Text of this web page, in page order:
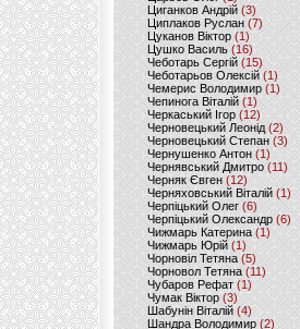
Циганков Андрій (3)
Циплаков Руслан(7)
Цуканов Віктор (1)
Цушко Василь (16)
Чеботарь Сергій (15)
Чеботарьов Олексій (1)
Чемерис Володимир (1)
Чепинога Віталій (1)
Черкаський Ігор (12)
Черновецький Леонід(2)
Черновецький Степан (3)
Чернушенко Антон (1)
Чернявський Дмитро(11)
Черняк Євген(12)
Черняховський Віталій (1)
Черпіцький Олег (6)
Черпіцький Олександр (6)
Чижмарь Катерина (1)
Чижмарь Юрій (1)
Чорновіл Тетяна (5)
Чорновол Тетяна (11)
Чубаров Рефат (1)
Чумак Віктор(3)
Шабунін Віталій (4)
Шандра Володимир (2)